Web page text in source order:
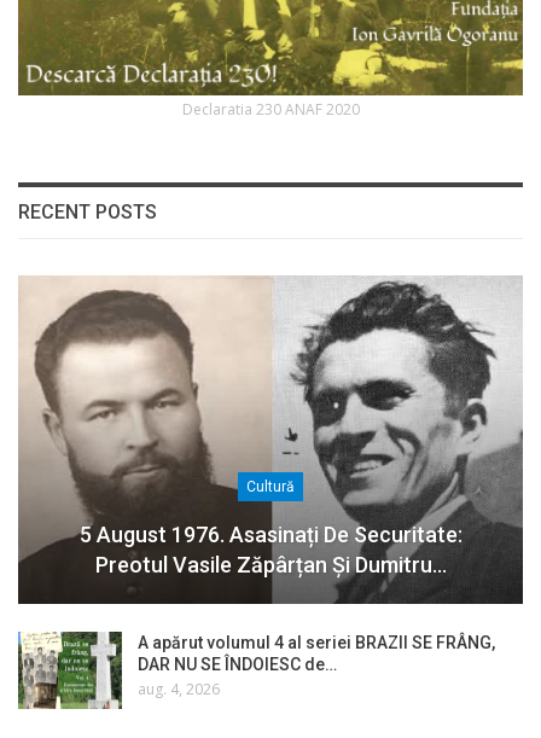
Declaratia 230 ANAF 2020
RECENT POSTS
Cultură
5 August 1976. Asasinați De Securitate:
Preotul Vasile Zăpârțan Și Dumitru…
A apărut volumul 4 al seriei BRAZII SE FRÂNG,
DAR NU SE ÎNDOIESC de…
aug. 4, 2026